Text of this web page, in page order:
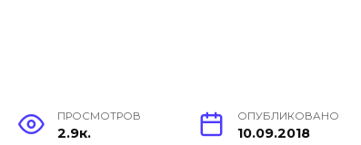
ПРОСМОТРОВ
2.9к.
ОПУБЛИКОВАНО
10.09.2018